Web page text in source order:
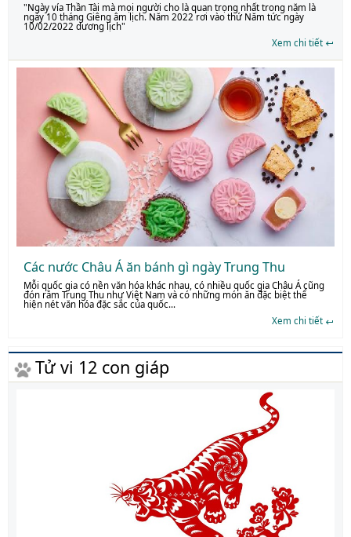
"Ngày vía Thần Tài mà mọi người cho là quan trọng nhất trong năm là
ngày 10 tháng Giêng âm lịch. Năm 2022 rơi vào thứ Năm tức ngày
10/02/2022 dương lịch"
Xem chi tiết
Các nước Châu Á ăn bánh gì ngày Trung Thu
Mỗi quốc gia có nền văn hóa khác nhau, có nhiều quốc gia Châu Á cũng
đón rằm Trung Thu như Việt Nam và có những món ăn đặc biệt thể
hiện nét văn hóa đặc sắc của quốc...
Xem chi tiết
Tử vi 12 con giáp